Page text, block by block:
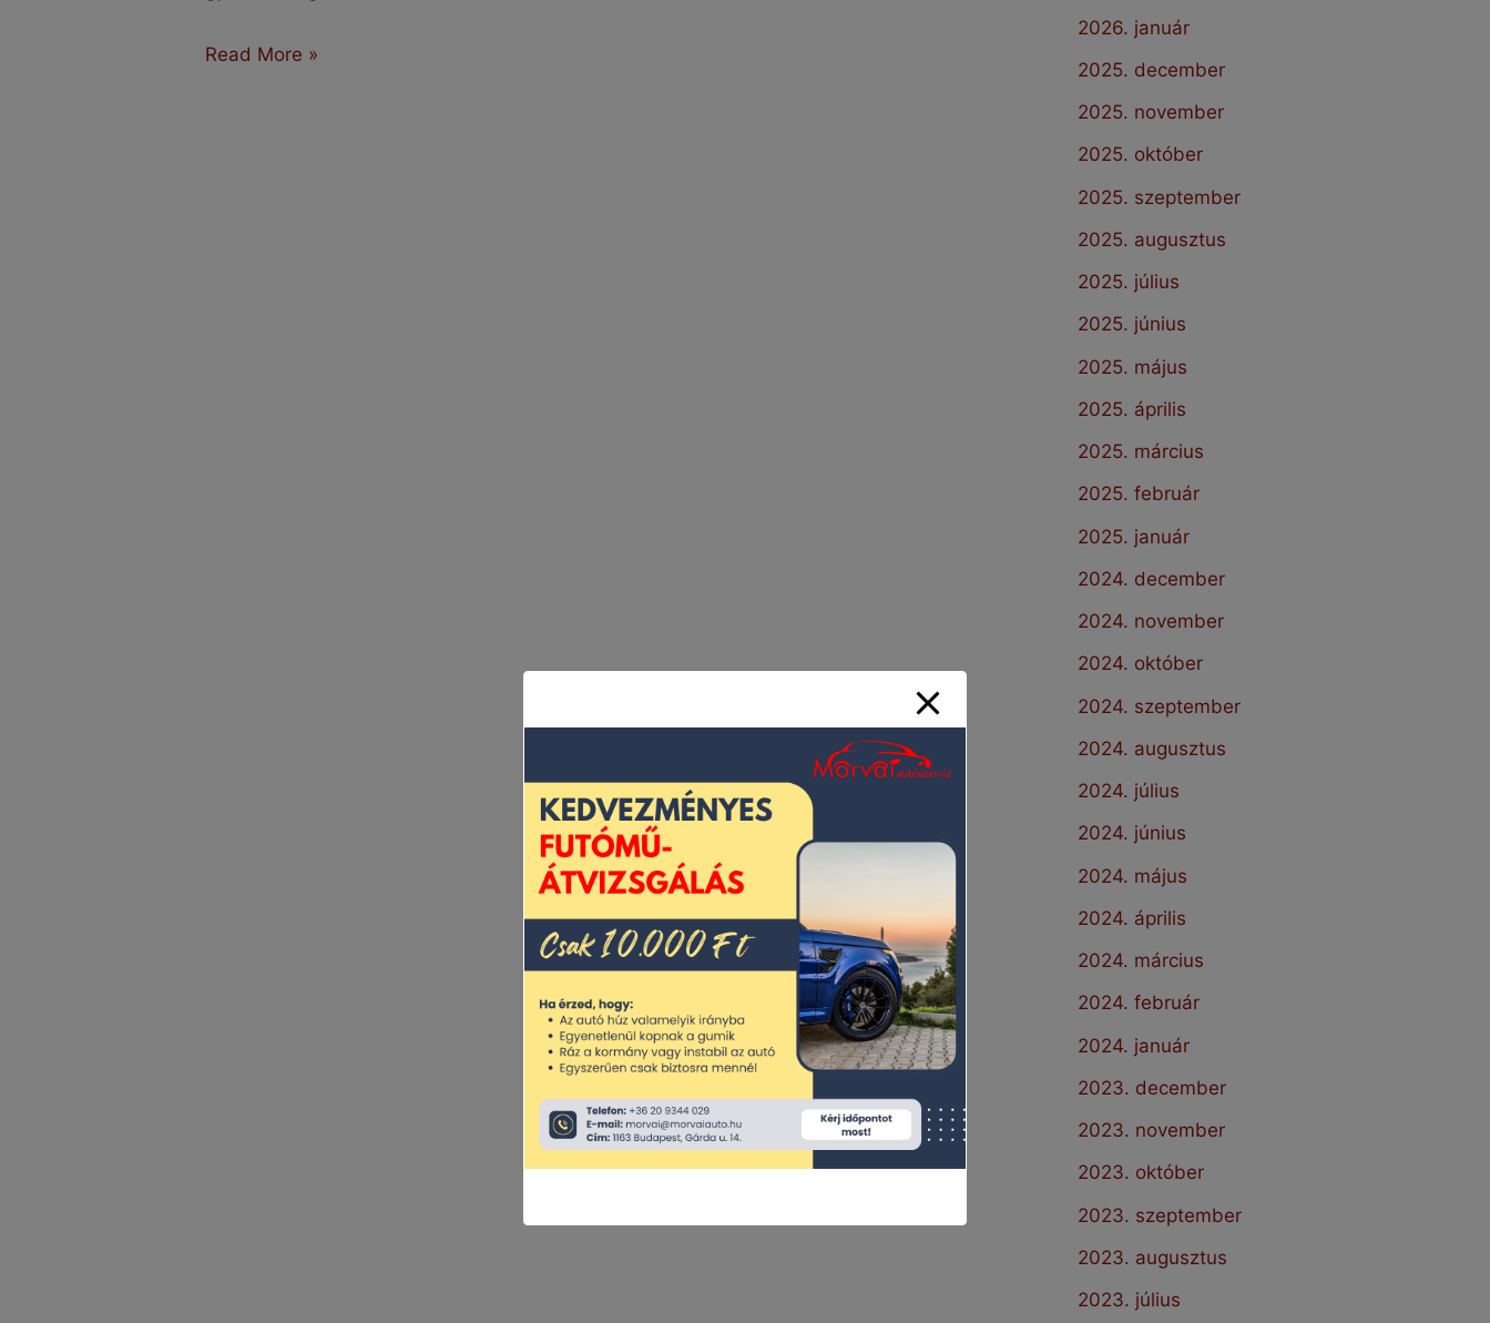
Tippek
Read More »
2026. január
2025. december
2025. november
2025. október
2025. szeptember
2025. augusztus
2025. július
2025. június
2025. május
2025. április
2025. március
2025. február
2025. január
2024. december
2024. november
2024. október
2024. szeptember
2024. augusztus
2024. július
2024. június
2024. május
2024. április
2024. március
2024. február
2024. január
2023. december
2023. november
2023. október
2023. szeptember
2023. augusztus
2023. július